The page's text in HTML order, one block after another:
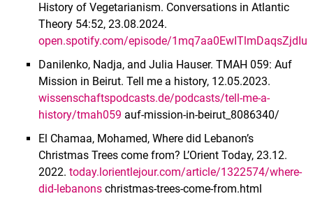
History of Vegetarianism. Conversations in Atlantic
Theory 54:52, 23.08.2024.
open.spotify.com/episode/1mq7aa0EwITlmDaqsZjdIu
Danilenko, Nadja, and Julia Hauser. TMAH 059: Auf
Mission in Beirut. Tell me a history, 12.05.2023.
wissenschaftspodcasts.de/podcasts/tell-me-a-
history/tmah059 auf-mission-in-beirut_8086340/
El Chamaa, Mohamed, Where did Lebanon’s
Christmas Trees come from? L’Orient Today, 23.12.
2022. today.lorientlejour.com/article/1322574/where-
did-lebanons christmas-trees-come-from.html